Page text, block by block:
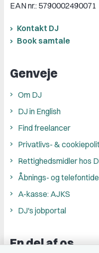
EAN nr.: 5790002490071
Kontakt DJ
Book samtale
Genveje
Om DJ
DJ in English
Find freelancer
Privatlivs- &
Rettighedsmidler hos
Åbnings- og
A-kasse: AJKS
DJ's jobportal
En del af os